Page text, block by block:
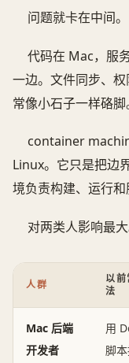
问题就卡在中间。
代码在 Mac，服
一边。文件同步、
常像小石子一样硌脚
container
Linux。它只是把边
境负责构建、运行和
对两类人影响最大
人群
以
法
Mac 后端
开发者
用
脚